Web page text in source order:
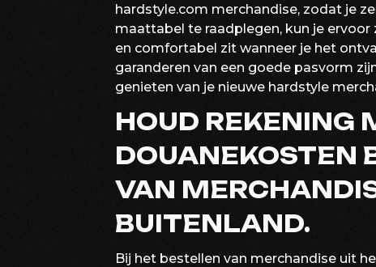
hardstyle.com merchandise, zodat je
maattabel te raadplegen, kun je
en comfortabel zit wanneer je het
garanderen van een goede pasvorm
genieten van je nieuwe hardstyle
HOUD REKENING
DOUANEKOSTEN
VAN
BUITENLAND.
Bij het bestellen van merchandise uit